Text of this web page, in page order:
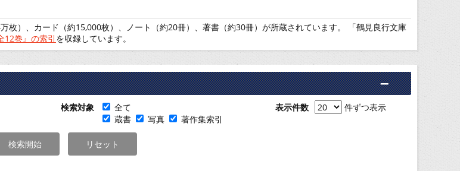
枚）、カード（約15,000枚）、ノート（約20冊）、著書（約30冊）が所蔵されています。 「鶴見良行文庫
12巻』の索引 を収録しています。
検索対象
全て
蔵書
写真 著作集索引
表示件数 件ずつ表示